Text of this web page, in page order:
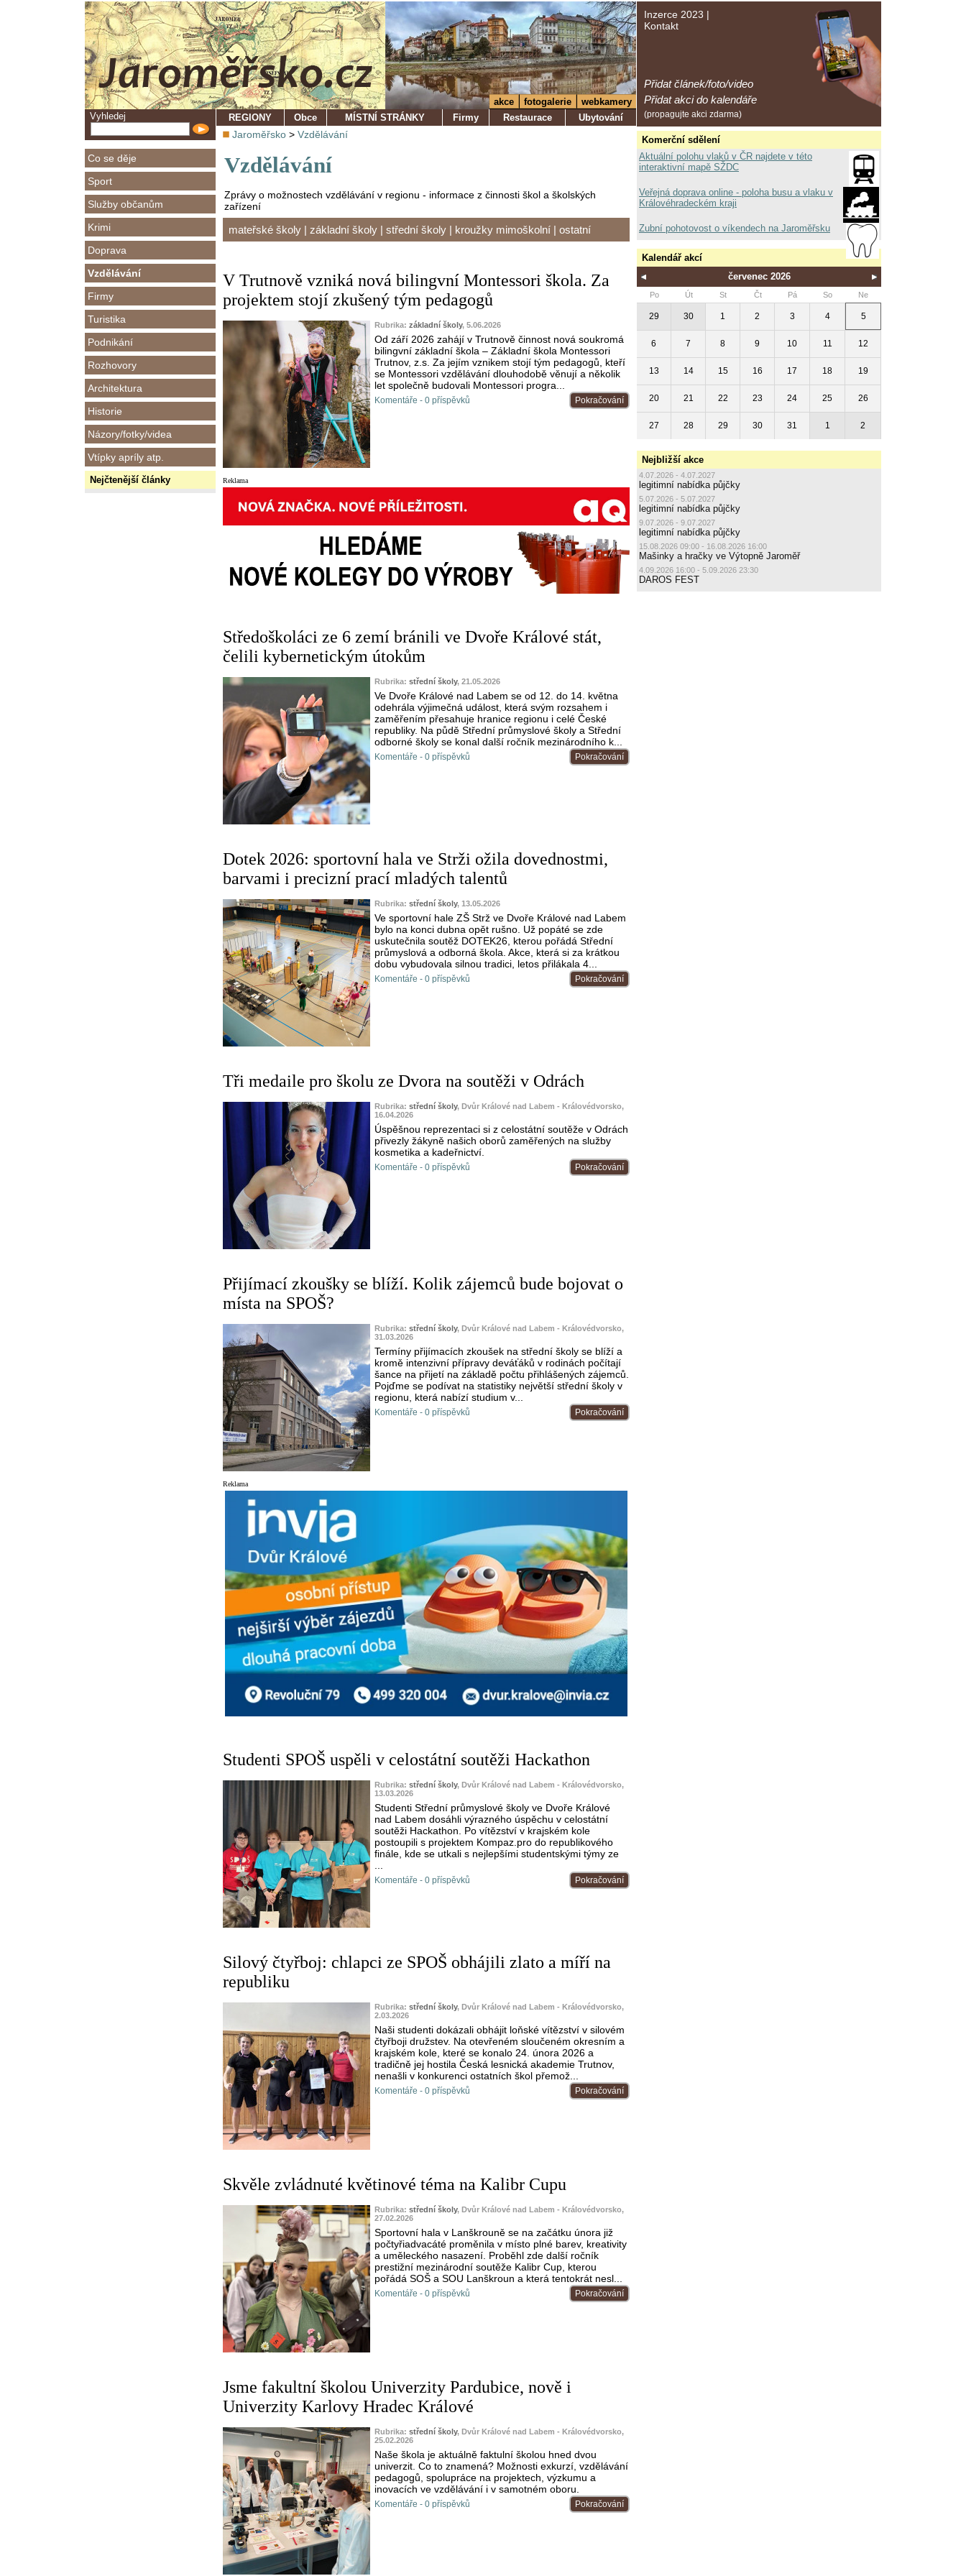
Vyhledej
Co se děje
Sport
Služby občanům
Krimi
Doprava
Vzdělávání
Firmy
Turistika
Podnikání
Rozhovory
Architektura
Historie
Názory/fotky/videa
Vtípky apríly atp.
Nejčtenější články
Inzerce 2023 |
Kontakt
Přidat článek/foto/video
Přidat akci do kalendáře
(propagujte akci zdarma)
akce fotogalerie
webkamery
REGIONY
Obce MÍSTNÍ STRÁNKY Firmy Restaurace Ubytování
Jaroměřsko > Vzdělávání
Vzdělávání
Zprávy o možnostech vzdělávání v regionu - informace z činnosti škol a školských
zařízení
mateřské školy | základní školy | střední školy | kroužky mimoškolní | ostatní
V Trutnově vzniká nová bilingvní Montessori škola. Za
projektem stojí zkušený tým pedagogů
Rubrika: základní školy, 5.06.2026
Od září 2026 zahájí v Trutnově činnost nová soukromá
bilingvní základní škola – Základní škola Montessori
Trutnov, z.s. Za jejím vznikem stojí tým pedagogů, kteří
se Montessori vzdělávání dlouhodobě věnují a několik
let společně budovali Montessori progra...
Pokračování
Komentáře - 0 příspěvků
Reklama
Středoškoláci ze 6 zemí bránili ve Dvoře Králové stát,
čelili kybernetickým útokům
Rubrika: střední školy, 21.05.2026
Ve Dvoře Králové nad Labem se od 12. do 14. května
odehrála výjimečná událost, která svým rozsahem i
zaměřením přesahuje hranice regionu i celé České
republiky. Na půdě Střední průmyslové školy a Střední
odborné školy se konal další ročník mezinárodního k...
Pokračování
Komentáře - 0 příspěvků
Dotek 2026: sportovní hala ve Strži ožila dovednostmi,
barvami i precizní prací mladých talentů
Rubrika: střední školy, 13.05.2026
Ve sportovní hale ZŠ Strž ve Dvoře Králové nad Labem
bylo na konci dubna opět rušno. Už popáté se zde
uskutečnila soutěž DOTEK26, kterou pořádá Střední
průmyslová a odborná škola. Akce, která si za krátkou
dobu vybudovala silnou tradici, letos přilákala 4...
Pokračování
Komentáře - 0 příspěvků
Tři medaile pro školu ze Dvora na soutěži v Odrách
Rubrika: střední školy, Dvůr Králové nad Labem - Královédvorsko,
16.04.2026
Úspěšnou reprezentaci si z celostátní soutěže v Odrách
přivezly žákyně našich oborů zaměřených na služby
kosmetika a kadeřnictví.
Pokračování
Komentáře - 0 příspěvků
Přijímací zkoušky se blíží. Kolik zájemců bude bojovat o
místa na SPOŠ?
Rubrika: střední školy, Dvůr Králové nad Labem - Královédvorsko,
31.03.2026
Termíny přijímacích zkoušek na střední školy se blíží a
kromě intenzivní přípravy deváťáků v rodinách počítají
šance na přijetí na základě počtu přihlášených zájemců.
Pojďme se podívat na statistiky největší střední školy v
regionu, která nabízí studium v...
Pokračování
Komentáře - 0 příspěvků
Reklama
Studenti SPOŠ uspěli v celostátní soutěži Hackathon
Rubrika: střední školy, Dvůr Králové nad Labem - Královédvorsko,
13.03.2026
Studenti Střední průmyslové školy ve Dvoře Králové
nad Labem dosáhli výrazného úspěchu v celostátní
soutěži Hackathon. Po vítězství v krajském kole
postoupili s projektem Kompaz.pro do republikového
finále, kde se utkali s nejlepšími studentskými týmy ze
...
Pokračování
Komentáře - 0 příspěvků
Silový čtyřboj: chlapci ze SPOŠ obhájili zlato a míří na
republiku
Rubrika: střední školy, Dvůr Králové nad Labem - Královédvorsko,
2.03.2026
Naši studenti dokázali obhájit loňské vítězství v silovém
čtyřboji družstev. Na otevřeném sloučeném okresním a
krajském kole, které se konalo 24. února 2026 a
tradičně jej hostila Česká lesnická akademie Trutnov,
nenašli v konkurenci ostatních škol přemož...
Pokračování
Komentáře - 0 příspěvků
Skvěle zvládnuté květinové téma na Kalibr Cupu
Rubrika: střední školy, Dvůr Králové nad Labem - Královédvorsko,
27.02.2026
Sportovní hala v Lanškrouně se na začátku února již
počtyřiadvacáté proměnila v místo plné barev, kreativity
a uměleckého nasazení. Proběhl zde další ročník
prestižní mezinárodní soutěže Kalibr Cup, kterou
pořádá SOŠ a SOU Lanškroun a která tentokrát nesl...
Pokračování
Komentáře - 0 příspěvků
Jsme fakultní školou Univerzity Pardubice, nově i
Univerzity Karlovy Hradec Králové
Rubrika: střední školy, Dvůr Králové nad Labem - Královédvorsko,
25.02.2026
Naše škola je aktuálně faktulní školou hned dvou
univerzit. Co to znamená? Možnosti exkurzí, vzdělávání
pedagogů, spolupráce na projektech, výzkumu a
inovacích ve vzdělávání i v samotném oboru.
Pokračování
Komentáře - 0 příspěvků
Komerční sdělení
Aktuální polohu vlaků v ČR najdete v této
interaktivní mapě SŽDC
Veřejná doprava online - poloha busu a vlaku v
Královéhradeckém kraji
Zubní pohotovost o víkendech na Jaroměřsku
Kalendář akcí
červenec 2026
Po Út St Čt Pá So Ne
29 30 1 2 3 4 5
6 7 8 9 10 11 12
13 14 15 16 17 18 19
20 21 22 23 24 25 26
27 28 29 30 31 1 2
Nejbližší akce
4.07.2026 - 4.07.2027
legitimní nabídka půjčky
5.07.2026 - 5.07.2027
legitimní nabídka půjčky
9.07.2026 - 9.07.2027
legitimní nabídka půjčky
15.08.2026 09:00 - 16.08.2026 16:00
Mašinky a hračky ve Výtopně Jaroměř
4.09.2026 16:00 - 5.09.2026 23:30
DAROS FEST